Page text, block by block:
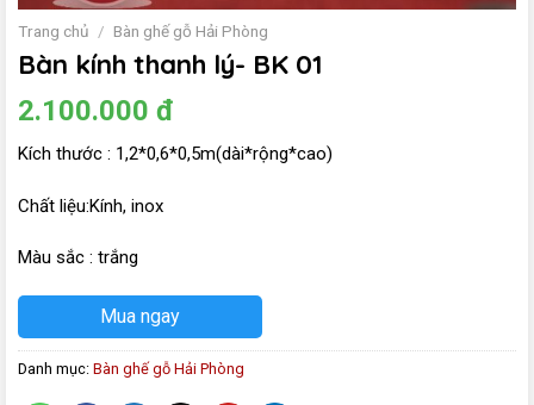
Trang chủ / Bàn ghế gỗ Hải Phòng
Bàn kính thanh lý- BK 01
2.100.000 đ
Kích thước : 1,2*0,6*0,5m(dài*rộng*cao)
Chất liệu:Kính, inox
Màu sắc : trắng
Mua ngay
Danh mục: Bàn ghế gỗ Hải Phòng